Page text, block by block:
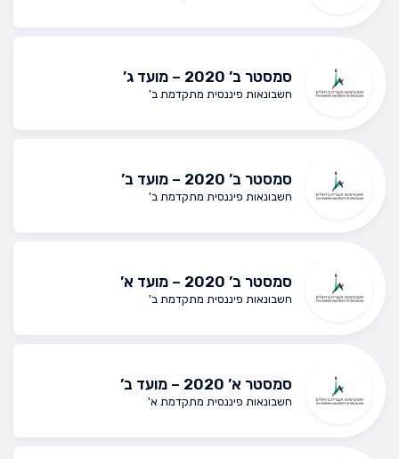
סמסטר ב’ 2020 – מועד ג’
חשבונאות פיננסית מתקדמת ב'
סמסטר ב’ 2020 – מועד ב’
חשבונאות פיננסית מתקדמת ב'
סמסטר ב’ 2020 – מועד א’
חשבונאות פיננסית מתקדמת ב'
סמסטר א’ 2020 – מועד ב’
חשבונאות פיננסית מתקדמת א'